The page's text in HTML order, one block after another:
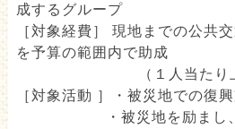
成するグループ
［対象経費］ 現地までの公共
を予算の範囲内で助成
（１人当たり上限
［対象活動 ］・被災地での復
・被災地を励まし、応